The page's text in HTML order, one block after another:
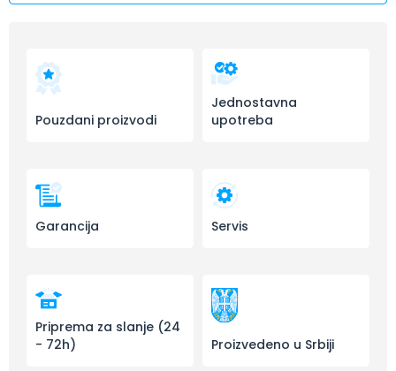
Pouzdani proizvodi
Jednostavna
upotreba
Garancija Servis
Priprema za slanje (24
- 72h)
Proizvedeno u Srbiji